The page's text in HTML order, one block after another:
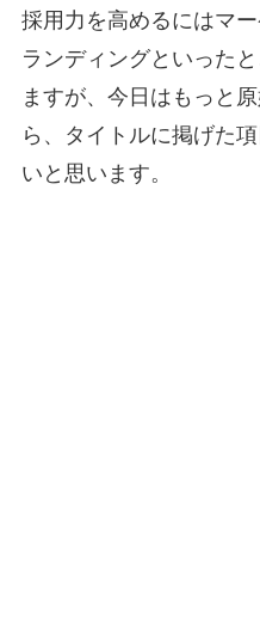
採用力を高めるにはマ
ランディングといった
ますが、今日はもっと
ら、タイトルに掲げた
いと思います。